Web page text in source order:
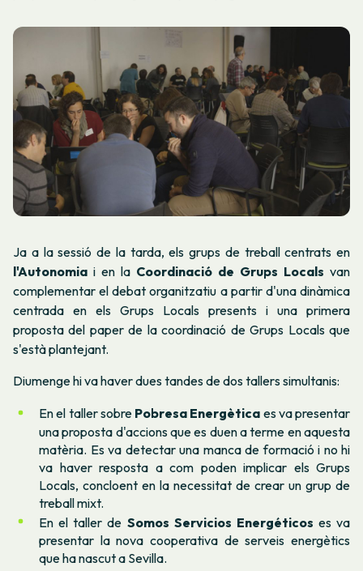
Ja a la sessió de la tarda, els grups de treball centrats en
l'Autonomia i en la Coordinació de Grups Locals van
complementar el debat organitzatiu a partir d'una dinàmica
centrada en els Grups Locals presents i una primera
proposta del paper de la coordinació de Grups Locals que
s'està plantejant.
Diumenge hi va haver dues tandes de dos tallers simultanis:
En el taller sobrePobresa Energètica es va presentar
una proposta d'accions que es duen a terme en aquesta
matèria. Es va detectar una manca de formació i no hi
va haver resposta a com poden implicar els Grups
Locals, concloent en la necessitat de crear un grup de
treball mixt.
En el taller de Somos Servicios Energéticos es va
presentar la nova cooperativa de serveis energètics
que ha nascut a Sevilla.